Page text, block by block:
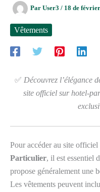
Par User3 / 18 de
Vêtements
✅ Découvrez l’élégance
site officiel sur hotel-
Pour accéder au site officiel
Particulier, il est essentiel
propose généralement une
Les vêtements peuvent